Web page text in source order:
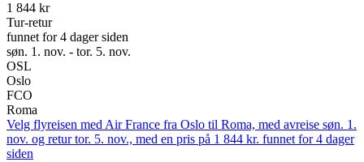
1 844 kr
Tur-retur
funnet for 4 dager siden
søn. 1. nov. - tor. 5. nov.
OSL
Oslo
FCO
Roma
Velg flyreisen med Air France fra Oslo til Roma, med avreise søn. 1.
nov. og retur tor. 5. nov., med en pris på 1 844 kr. funnet for 4 dager
siden